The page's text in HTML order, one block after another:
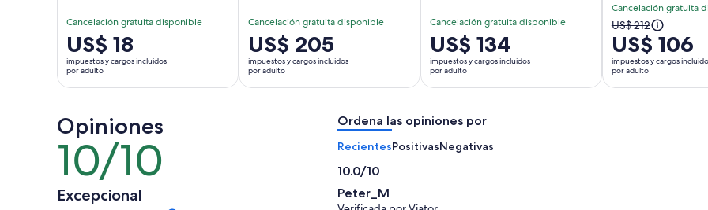
Cancelación gratuita disponible
El
precio
es
de
por
adulto
US$ 18
impuestos y cargos incluidos
por adulto
Cancelación gratuita disponible
El
precio
es
de
US$ 205
impuestos y cargos incluidos
por adulto
Cancelación gratuita disponible
El
precio
es
de
por
US$ 134
impuestos y cargos incluidos
por adulto
Cancelación gratuita
El
precio
anterior
era
US$ 212
US$ 212
US$ 106
impuestos y cargos
por adulto
Opiniones
10/10
10
10
Excepcional
Ordena las opiniones por
RecientesPositivasNegativas
10.0/10
10.0
de
Peter_M